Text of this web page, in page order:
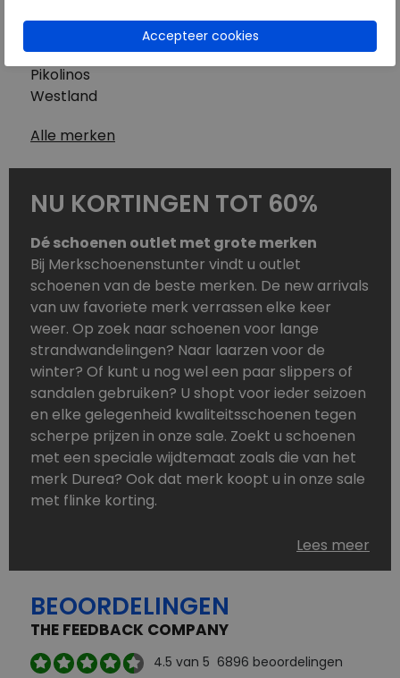
Mephisto
Pikolinos
Westland
Alle merken
NU KORTINGEN TOT 60%
Dé schoenen outlet met grote merken
Bij Merkschoenenstunter vindt u outlet
schoenen van de beste merken. De new arrivals
van uw favoriete merk verrassen elke keer
weer. Op zoek naar schoenen voor lange
strandwandelingen? Naar laarzen voor de
winter? Of kunt u nog wel een paar slippers of
sandalen gebruiken? U shopt voor ieder seizoen
en elke gelegenheid kwaliteitsschoenen tegen
scherpe prijzen in onze sale. Zoekt u schoenen
met een speciale wijdtemaat zoals die van het
merk Durea? Ook dat merk koopt u in onze sale
met flinke korting.
Schoenen heeft u nooit genoeg. Goedkope
schoenen, maar dus wel van topmerken,
aanbod is zo compleet dat u altijd wel een
passend paar vindt.
Welke schoenmerken vindt u in onze online
Lees meer
BEOORDELINGEN
THE FEEDBACK COMPANY
4.5 van 5 6896 beoordelingen